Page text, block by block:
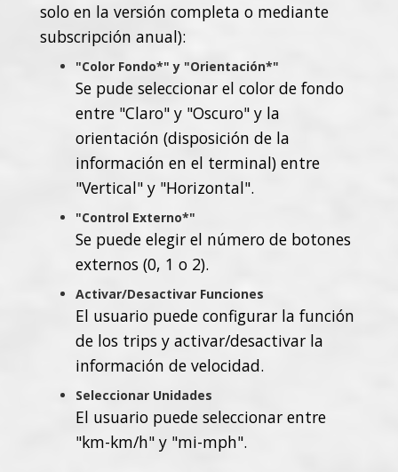
solo en la versión completa o mediante
subscripción anual):
"Color Fondo*" y "Orientación*"
Se pude seleccionar el color de fondo
entre "Claro" y "Oscuro" y la
orientación (disposición de la
información en el terminal) entre
"Vertical" y "Horizontal".
"Control Externo*"
Se puede elegir el número de botones
externos (0, 1 o 2).
Activar/Desactivar Funciones
El usuario puede configurar la función
de los trips y activar/desactivar la
información de velocidad.
Seleccionar Unidades
El usuario puede seleccionar entre
"km-km/h" y "mi-mph".